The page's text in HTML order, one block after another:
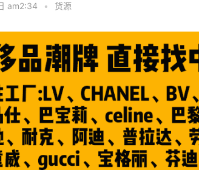
am2:34 • 货源